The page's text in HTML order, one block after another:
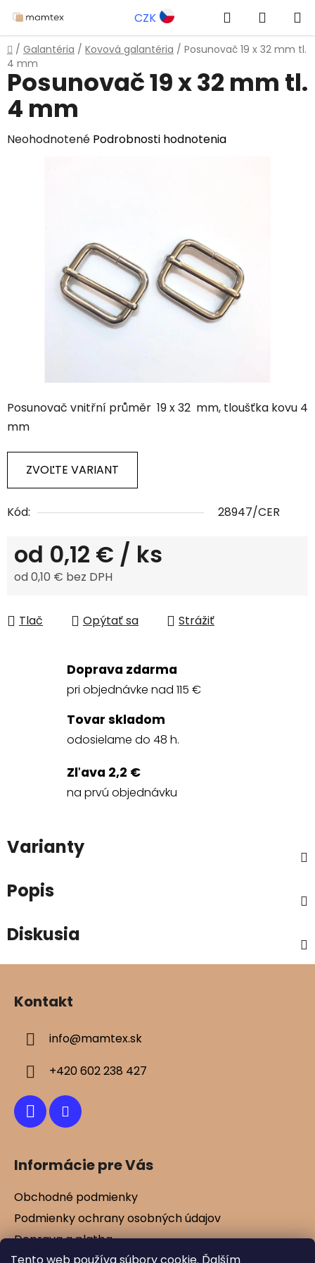
na
obsah
CZK Hľadať
KOŠÍK
Domov
/ Galantéria / Kovová galantéria / Posunovač 19 x 32 mm tl.
4 mm
Posunovač vnitřní průměr 19 x 32 mm, tloušťka kovu 4
mm
ZVOĽTE VARIANT
Kód: 28947/CER
od 0,12 € / ks
od0,10 € bez DPH
Tlač
Opýtať sa Strážiť
Posunovač 19 x 32 mm tl.
4 mm
Priemerné
hviezdičiek.
Neohodnotené Podrobnosti hodnotenia
Doprava zdarma
pri objednávke nad 115 €
Tovar skladom
odosielame do 48 h.
Zľava 2,2 €
na prvú objednávku
Varianty
Popis
Diskusia
Kontakt
info@mamtex.sk
+420 602 238 427
Informácie pre Vás
Obchodné podmienky
Podmienky ochrany osobných údajov
Doprava a platba